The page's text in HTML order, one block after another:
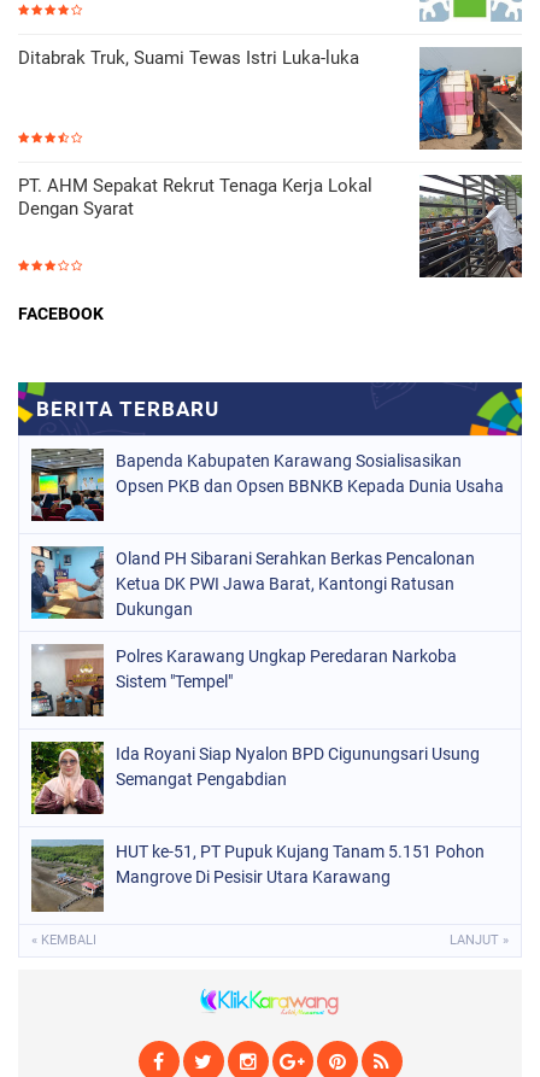
Ditabrak Truk, Suami Tewas Istri Luka-luka
PT. AHM Sepakat Rekrut Tenaga Kerja Lokal
Dengan Syarat
FACEBOOK
Bapenda Kabupaten Karawang Sosialisasikan
Opsen PKB dan Opsen BBNKB Kepada Dunia Usaha
Oland PH Sibarani Serahkan Berkas Pencalonan
Ketua DK PWI Jawa Barat, Kantongi Ratusan
Dukungan
Polres Karawang Ungkap Peredaran Narkoba
Sistem "Tempel"
Ida Royani Siap Nyalon BPD Cigunungsari Usung
Semangat Pengabdian
HUT ke-51, PT Pupuk Kujang Tanam 5.151 Pohon
Mangrove Di Pesisir Utara Karawang
« KEMBALI LANJUT »